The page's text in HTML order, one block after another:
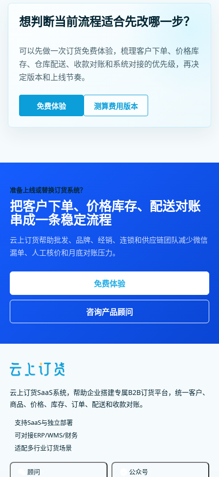
想判断当前流程适合先改哪一步？
可以先做一次订货免费体验，梳理客户下单、价格库
存、仓库配送、收款对账和系统对接的优先级，再决
定版本和上线节奏。
免费体验 测算费用版本
准备上线或替换订货系统？
把客户下单、价格库存、配送对账
串成一条稳定流程
云上订货帮助批发、品牌、经销、连锁和供应链团队减少微信
漏单、人工核价和月底对账压力。
免费体验
咨询产品顾问
云上订货SaaS系统，帮助企业搭建专属B2B订货平台，统一客户、
商品、价格、库存、订单、配送和收款对账。
支持SaaS与独立部署
可对接ERP/WMS/财务
适配多行业订货场景
顾问 公众号